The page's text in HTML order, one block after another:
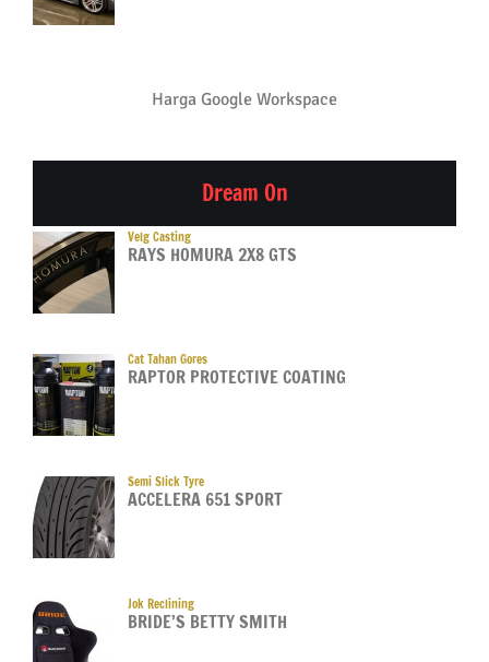
Harga Google Workspace
Dream On
Velg Casting
RAYS HOMURA 2X8 GTS
Cat Tahan Gores
RAPTOR PROTECTIVE COATING
Semi Slick Tyre
ACCELERA 651 SPORT
Jok Reclining
BRIDE’S BETTY SMITH